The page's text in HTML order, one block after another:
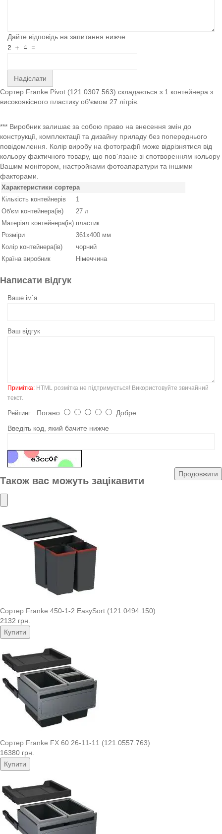
Дайте відповідь на запитання нижче
Надіслати
Сортер Franke Pivot (121.0307.563) складається з 1 контейнера з
високоякісного пластику об'ємом 27 літрів.
*** Виробник залишає за собою право на внесення змін до
конструкції, комплектації та дизайну приладу без попереднього
повідомлення. Колір виробу на фотографії може відрізнятися від
кольору фактичного товару, що пов`язане зі спотворенням кольору
Вашим монітором, настройками фотоапаратури та іншими
факторами.
Характеристики сортера
Кількість контейнерів
1
Об'єм контейнера(ів)
27 л
Матеріал контейнера(ів) пластик
Розміри
361х400 мм
Колір контейнера(ів)
чорний
Країна виробник
Німеччина
Написати відгук
Ваше ім`я
Ваш відгук
Примітка: HTML розмітка не підтримується! Використовуйте звичайний
текст.
Рейтинг Погано
Добре
Введіть код, який бачите нижче
Продовжити
Також вас можуть зацікавити
Сортер Franke 450-1-2 EasySort (121.0494.150)
2132 грн.
Купити
Сортер Franke FX 60 26-11-11 (121.0557.763)
16380 грн.
Купити